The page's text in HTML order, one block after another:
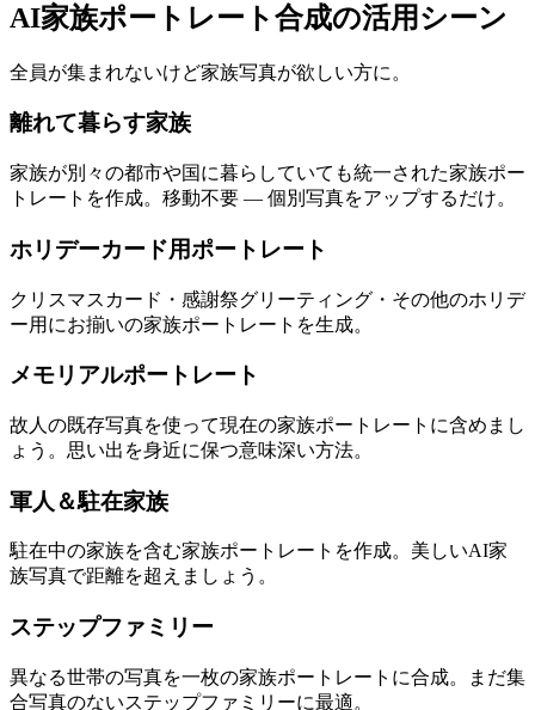
AI家族ポートレート合成の活用シーン
全員が集まれないけど家族写真が欲しい方に。
離れて暮らす家族
家族が別々の都市や国に暮らしていても統一された家族ポー
トレートを作成。移動不要 — 個別写真をアップするだけ。
ホリデーカード用ポートレート
クリスマスカード・感謝祭グリーティング・その他のホリデ
ー用にお揃いの家族ポートレートを生成。
メモリアルポートレート
故人の既存写真を使って現在の家族ポートレートに含めまし
ょう。思い出を身近に保つ意味深い方法。
軍人＆駐在家族
駐在中の家族を含む家族ポートレートを作成。美しいAI家
族写真で距離を超えましょう。
ステップファミリー
異なる世帯の写真を一枚の家族ポートレートに合成。まだ集
合写真のないステップファミリーに最適。